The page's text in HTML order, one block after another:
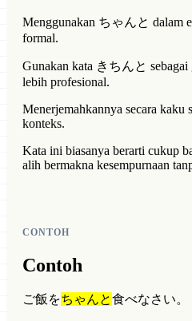
Menggunakan ちゃんと dalam
formal.
Gunakan kata きちんと sebagai
lebih profesional.
Menerjemahkannya secara kaku
konteks.
Kata ini biasanya berarti cukup
alih bermakna kesempurnaan
CONTOH
Contoh
ご飯をちゃんと食べなさい。